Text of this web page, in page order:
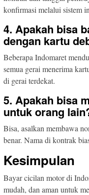
konfirmasi melalui sistem
4. Apakah bisa
dengan kartu
Beberapa Indomaret
semua gerai menerima
di gerai terdekat.
5. Apakah bisa
untuk orang
Bisa, asalkan membawa
benar. Nama di kontrak
Kesimpulan
Bayar cicilan motor di
mudah, dan aman untuk